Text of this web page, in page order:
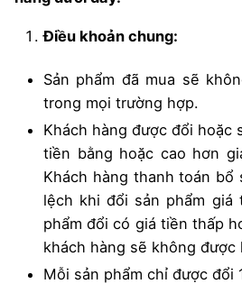
Điều khoản chung:
Sản phẩm đã mua sẽ
trong mọi trường hợp.
Khách hàng được đổi hoặc
tiền bằng hoặc cao hơn
Khách hàng thanh toán bổ
lệch khi đổi sản phẩm giá
phẩm đổi có giá tiền thấp
khách hàng sẽ không được
Mỗi sản phẩm chỉ được đổi